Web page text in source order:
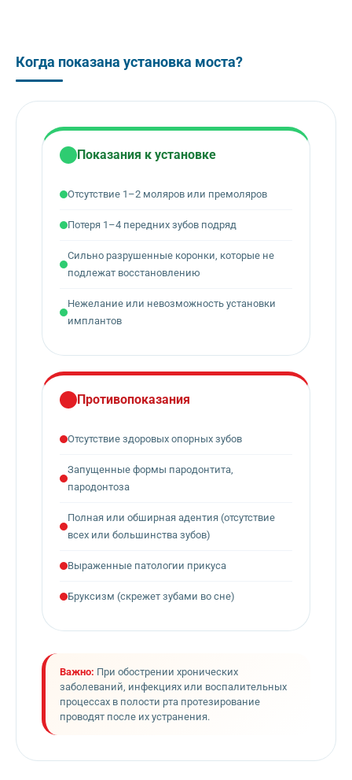
Когда показана установка моста?
Показания к установке
Отсутствие 1–2 моляров или премоляров
Потеря 1–4 передних зубов подряд
Сильно разрушенные коронки, которые не
подлежат восстановлению
Нежелание или невозможность установки
имплантов
Противопоказания
Отсутствие здоровых опорных зубов
Запущенные формы пародонтита,
пародонтоза
Полная или обширная адентия (отсутствие
всех или большинства зубов)
Выраженные патологии прикуса
Бруксизм (скрежет зубами во сне)
Важно: При обострении хронических
заболеваний, инфекциях или воспалительных
процессах в полости рта протезирование
проводят после их устранения.